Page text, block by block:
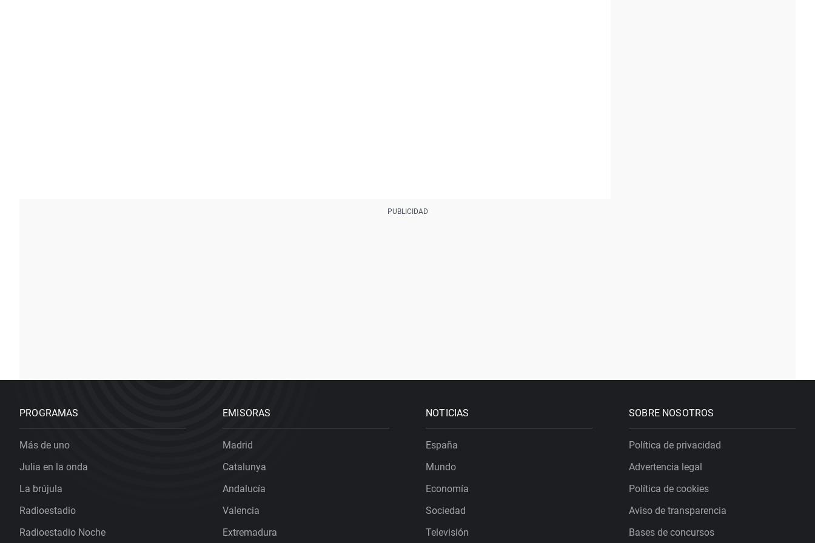
PROGRAMAS
Más de uno
Julia en la onda
La brújula
Radioestadio
Radioestadio Noche
EMISORAS
Madrid
Catalunya
Andalucía
Valencia
Extremadura
NOTICIAS
España
Mundo
Economía
Sociedad
Televisión
SOBRE NOSOTROS
Política de privacidad
Advertencia legal
Política de cookies
Aviso de transparencia
Bases de concursos